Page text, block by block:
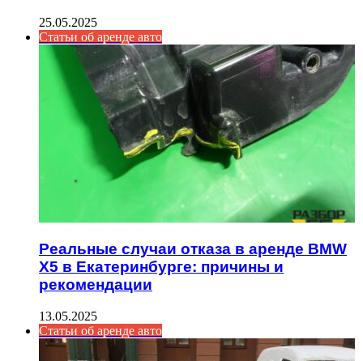
25.05.2025
Статьи об аренде авто
Реальные случаи отказа в аренде BMW
X5 в Екатеринбурге: причины и
рекомендации
13.05.2025
Статьи об аренде авто